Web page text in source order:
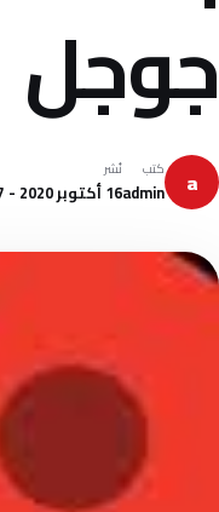
جوجل
a كتب
admin
نُشر
16 أكتوبر 2020 - 5:57 ص